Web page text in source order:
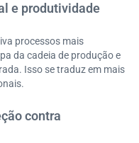
e produtividade
processos mais
da cadeia de produção e
Isso se traduz em mais
contra